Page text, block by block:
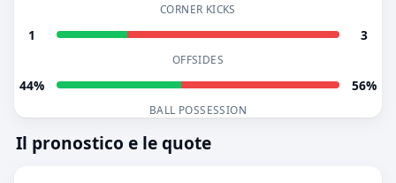
CORNER KICKS
1 3
OFFSIDES
44% 56%
BALL POSSESSION
Il pronostico e le quote